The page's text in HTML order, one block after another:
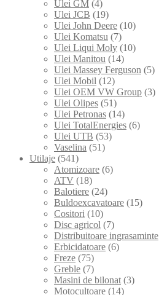
Ulei GM (4)
Ulei JCB (19)
Ulei John Deere (10)
Ulei Komatsu (7)
Ulei Liqui Moly (10)
Ulei Manitou (14)
Ulei Massey Ferguson (5)
Ulei Mobil (12)
Ulei OEM VW Group (3)
Ulei Olipes (51)
Ulei Petronas (14)
Ulei TotalEnergies (6)
Ulei UTB (53)
Vaselina (51)
Utilaje (541)
Atomizoare (6)
ATV (18)
Balotiere (24)
Buldoexcavatoare (15)
Cositori (10)
Disc agricol (7)
Distribuitoare ingrasaminte
Erbicidatoare (6)
Freze (75)
Greble (7)
Masini de bilonat (3)
Motocultoare (14)